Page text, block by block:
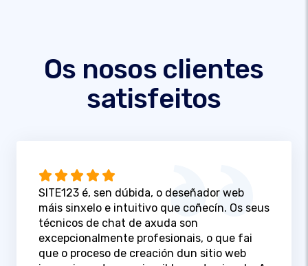
Os nosos clientes
satisfeitos
SITE123 é, sen dúbida, o deseñador web
máis sinxelo e intuitivo que coñecín. Os seus
técnicos de chat de axuda son
excepcionalmente profesionais, o que fai
que o proceso de creación dun sitio web